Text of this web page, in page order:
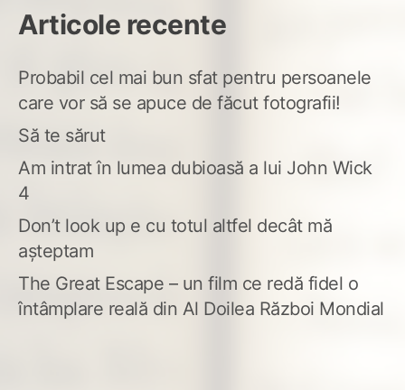
Articole recente
Probabil cel mai bun sfat pentru persoanele
care vor să se apuce de făcut fotografii!
Să te sărut
Am intrat în lumea dubioasă a lui John Wick
4
Don’t look up e cu totul altfel decât mă
așteptam
The Great Escape – un film ce redă fidel o
întâmplare reală din Al Doilea Război Mondial